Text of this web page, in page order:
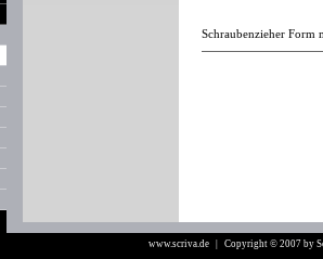
Schraubenzieher Form
www.scriva.de | Copyright © 2007 by